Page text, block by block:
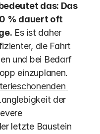
das: Das
% dauert oft
Es ist daher
die Fahrt
und bei Bedarf
einzuplanen.
der
letzte Baustein